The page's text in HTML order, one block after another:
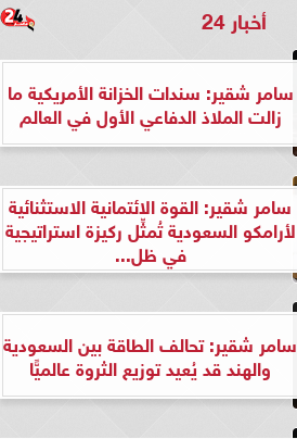
أخبار 24
سامر شقير: سندات الخزانة الأمريكية ما
زالت الملاذ الدفاعي الأول في العالم
سامر شقير: القوة الائتمانية الاستثنائية
لأرامكو السعودية تُمثِّل ركيزة استراتيجية
في ظل...
سامر شقير: تحالف الطاقة بين السعودية
والهند قد يُعيد توزيع الثروة عالميًّا